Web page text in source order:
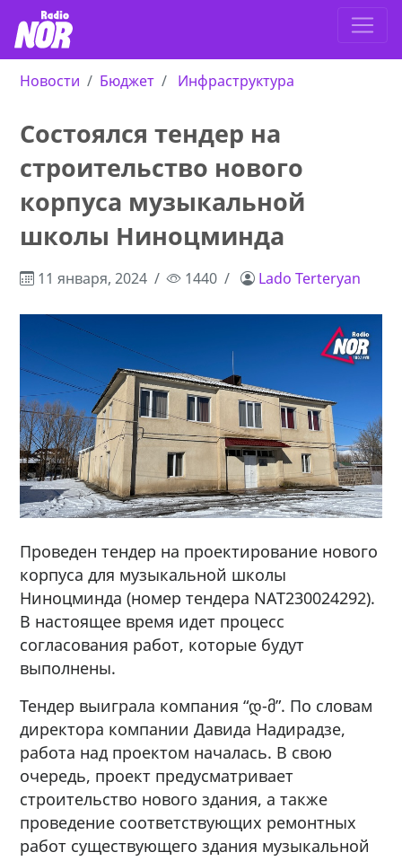
Новости Бюджет Инфраструктура
Состоялся тендер на
строительство нового
корпуса музыкальной
школы Ниноцминда
11 января, 2024 1440 Lado Terteryan
Проведен тендер на проектирование нового
корпуса для музыкальной школы
Ниноцминда (номер тендера NAT230024292).
В настоящее время идет процесс
согласования работ, которые будут
выполнены.
Тендер выиграла компания “დ-მ”. По словам
директора компании Давида Надирадзе,
работа над проектом началась. В свою
очередь, проект предусматривает
строительство нового здания, а также
проведение соответствующих ремонтных
работ существующего здания музыкальной